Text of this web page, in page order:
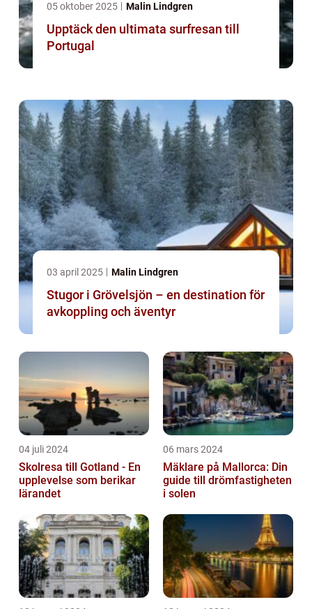
05 oktober 2025 Malin Lindgren
Upptäck den ultimata surfresan till
Portugal
03 april 2025 Malin Lindgren
Stugor i Grövelsjön – en destination för
avkoppling och äventyr
04 juli 2024
Skolresa till Gotland - En
upplevelse som berikar
lärandet
06 mars 2024
Mäklare på Mallorca: Din
guide till drömfastigheten
i solen